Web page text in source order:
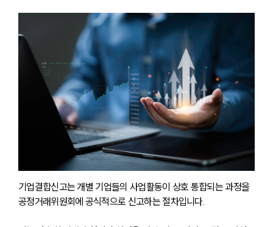
기업결합신고는 개별 기업들의 사업활동이 상호 통합되는 과정을
공정거래위원회에 공식적으로 신고하는 절차입니다.